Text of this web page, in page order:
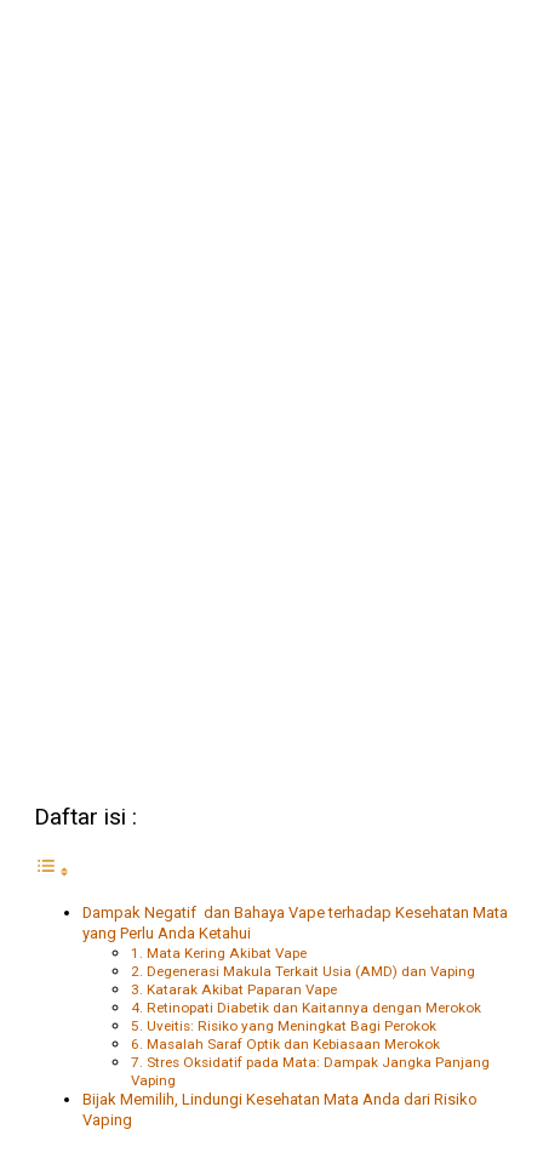
Daftar isi :
Dampak Negatif dan Bahaya Vape terhadap Kesehatan Mata
yang Perlu Anda Ketahui
1. Mata Kering Akibat Vape
2. Degenerasi Makula Terkait Usia (AMD) dan Vaping
3. Katarak Akibat Paparan Vape
4. Retinopati Diabetik dan Kaitannya dengan Merokok
5. Uveitis: Risiko yang Meningkat Bagi Perokok
6. Masalah Saraf Optik dan Kebiasaan Merokok
7. Stres Oksidatif pada Mata: Dampak Jangka Panjang
Vaping
Bijak Memilih, Lindungi Kesehatan Mata Anda dari Risiko
Vaping